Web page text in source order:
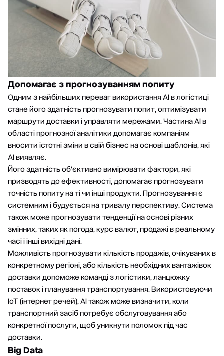
Допомагає з прогнозуванням попиту
Одним з найбільших переваг використання АІ в логістиці
стане його здатність прогнозувати попит, оптимізувати
маршрути доставки і управляти мережами. Частина АІ в
області прогнозної аналітики допомагає компаніям
вносити істотні зміни в свій бізнес на основі шаблонів, які
АІ виявляє.
Його здатність об'єктивно вимірювати фактори, які
призводять до ефективності, допомагає прогнозувати
точність попиту на ті чи інші продукти. Прогнозування є
системним і будується на тривалу перспективу. Система
також може прогнозувати тенденції на основі різних
змінних, таких як погода, курс валют, продажі в реальному
часі і інші вихідні дані.
Можливість прогнозувати кількість продажів, очікуваних в
конкретному регіоні, або кількість необхідних вантажівок
доставки допоможе команді з логістики, ланцюжку
поставок і планування транспортування. Використовуючи
IoT (інтернет речей), АІ також може визначити, коли
транспортний засіб потребує обслуговування або
конкретної послуги, щоб уникнути поломок під час
доставки.
Big Data